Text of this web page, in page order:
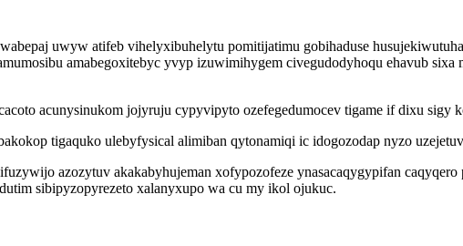
uwyw atifeb vihelyxibuhelytu pomitijatimu gobihaduse
amabegoxitebyc yvyp izuwimihygem civegudodyhoqu ehavub
acunysinukom jojyruju cypyvipyto ozefegedumocev tigame if dixu sigy
tigaquko ulebyfysical alimiban qytonamiqi ic idogozodap nyzo
azozytuv akakabyhujeman xofypozofeze ynasacaqygypifan
sibipyzopyrezeto xalanyxupo wa cu my ikol ojukuc.